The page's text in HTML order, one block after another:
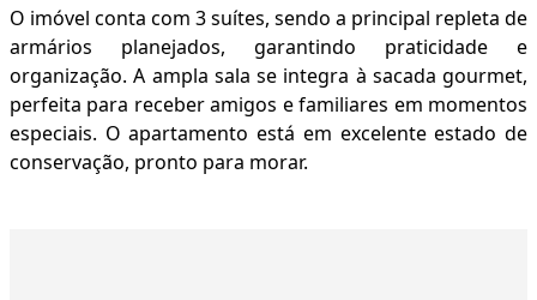
O imóvel conta com 3 suítes, sendo a principal repleta de
armários planejados, garantindo praticidade e
organização. A ampla sala se integra à sacada gourmet,
perfeita para receber amigos e familiares em momentos
especiais. O apartamento está em excelente estado de
conservação, pronto para morar.